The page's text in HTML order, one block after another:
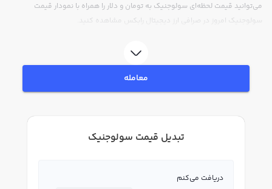
می‌توانید قیمت لحظه‌ای سولوجنیک به تومان و دلار را همراه با نمودار قیمت
سولوجنیک امروز در صرافی ارز دیجیتال رابکس مشاهده کنید.
معامله
تبدیل قیمت سولوجنیک
دریافت می‌کنم